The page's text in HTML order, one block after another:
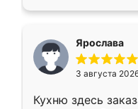
Ярослава
3 августа
Кухню здесь